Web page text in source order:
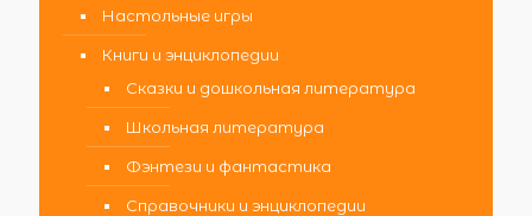
Настольные игры
Книги и энциклопедии
Сказки и дошкольная литература
Школьная литература
Фэнтези и фантастика
Справочники и энциклопедии